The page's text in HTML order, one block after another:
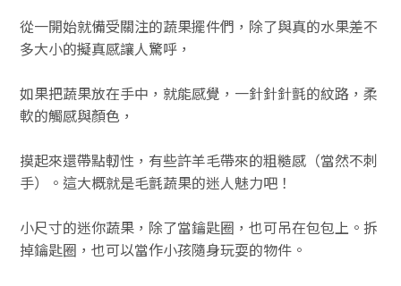
從一開始就備受關注的蔬果擺件們，除了與真的水果差不
多大小的擬真感讓人驚呼，
如果把蔬果放在手中，就能感覺，一針針針氈的紋路，柔
軟的觸感與顏色，
摸起來還帶點軔性，有些許羊毛帶來的粗糙感（當然不刺
手）。這大概就是毛氈蔬果的迷人魅力吧！
小尺寸的迷你蔬果，除了當鑰匙圈，也可吊在包包上。拆
掉鑰匙圈，也可以當作小孩隨身玩耍的物件。